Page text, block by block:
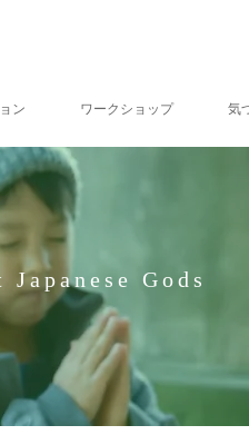
ン ワークショップ 気
Gods